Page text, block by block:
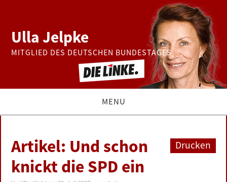
Ulla Jelpke
MITGLIED DES DEUTSCHEN BUNDESTAGES
MENU
BUNDESTAG
Drucken
Artikel: Und schon
knickt die SPD ein